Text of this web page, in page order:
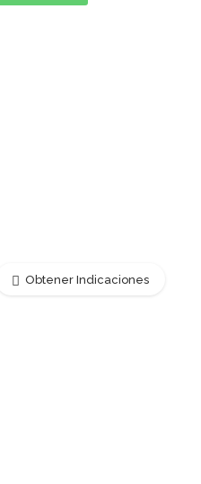
Obtener Indicaciones